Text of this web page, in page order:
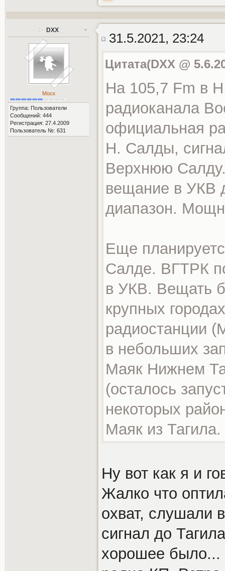
DXX
Моск
Группа: Пользователи
Сообщений: 444
Регистрация: 27.4.2009
Пользователь №: 631
31.5.2021, 23:24
Цитата(DXX @
На 105,7 Fm в
радиоканала
официальная
Н. Салды,
Верхнюю Салду.
вещание в УКВ
диапазон.
Еще
Салде. ВГТРК
в УКВ. Вещать
крупных
радиостанции
в небольших
Маяк Нижнем
(осталось
некоторых
Маяк из Тагила.
Ну вот как я и
Жалко что
охват, слушали
сигнал до
хорошее было...